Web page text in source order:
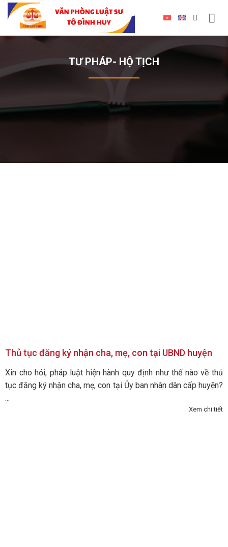
TƯ PHÁP- HỘ TỊCH
Thủ tục đăng ký nhận cha, mẹ, con tại UBND huyện
Xin cho hỏi, pháp luật hiện hành quy định như thế nào về thủ
tục đăng ký nhận cha, mẹ, con tại Ủy ban nhân dân cấp huyện?
...
Xem chi tiết